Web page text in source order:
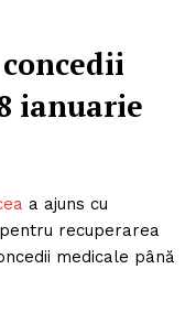
ianuarie
a ajuns cu
recuperarea
medicale până